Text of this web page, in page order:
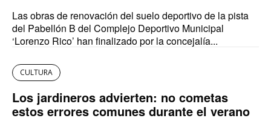
Las obras de renovación del suelo deportivo de la pista
del Pabellón B del Complejo Deportivo Municipal
‘Lorenzo Rico’ han finalizado por la concejalía...
CULTURA
Los jardineros advierten: no cometas
estos errores comunes durante el verano